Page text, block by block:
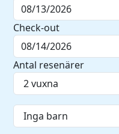
Check-out
Antal resenärer